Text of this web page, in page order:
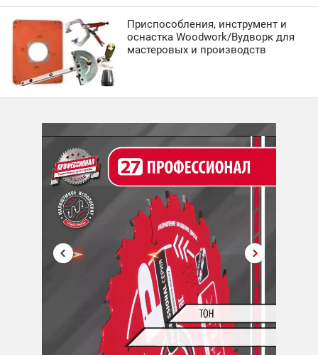
Приспособления, инструмент и
оснастка Woodwork/Вудворк для
мастеровых и производств